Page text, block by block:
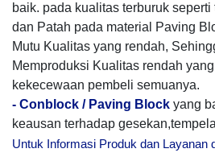
baik. pada kualitas terburuk
dan Patah pada material Paving
Mutu Kualitas yang rendah,
Memproduksi Kualitas rendah
kekecewaan pembeli semuanya.
- Conblock / Paving Block yang
keausan terhadap
Untuk Informasi Produk dan Layanan